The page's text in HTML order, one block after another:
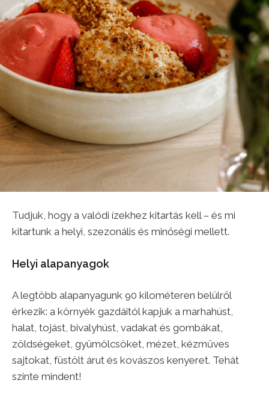
Tudjuk, hogy a valódi ízekhez kitartás kell – és mi
kitartunk a helyi, szezonális és minőségi mellett.
Helyi alapanyagok
A legtöbb alapanyagunk 90 kilométeren belülről
érkezik: a környék gazdáitól kapjuk a marhahúst,
halat, tojást, bivalyhúst, vadakat és gombákat,
zöldségeket, gyümölcsöket, mézet, kézműves
sajtokat, füstölt árut és kovászos kenyeret. Tehát
szinte mindent!